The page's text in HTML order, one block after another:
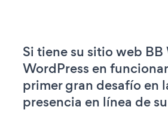
Si tiene su sitio web
WordPress en
primer gran desafío en
presencia en línea de